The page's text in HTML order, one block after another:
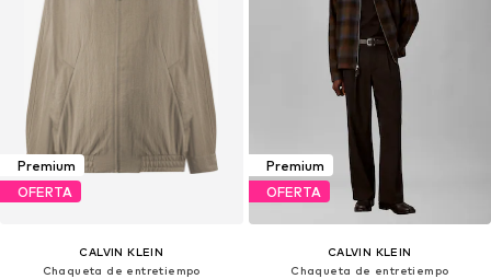
Premium
OFERTA
CALVIN KLEIN
Chaqueta de entretiempo
Premium
OFERTA
CALVIN KLEIN
Chaqueta de entretiempo